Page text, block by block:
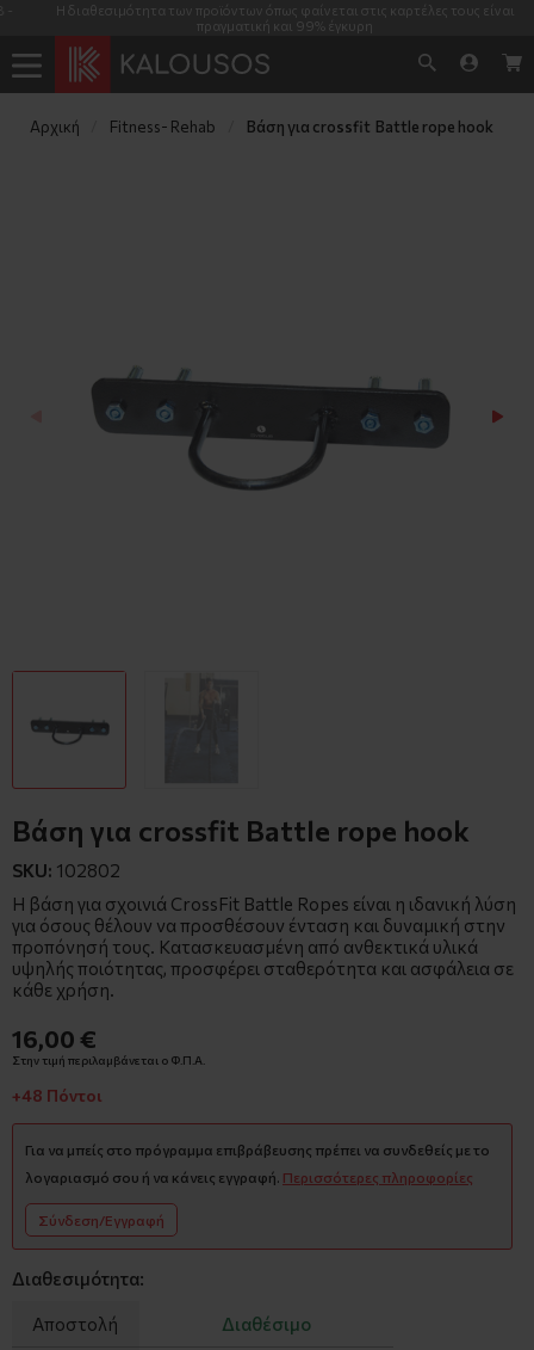
Η διαθεσιμότητα των προϊόντων όπως φαίνεται στις καρτέλες τους είναι
πραγματική και 99% έγκυρη
Αρχική Fitness- Rehab Βάση για crossfit  Battle rope hook
Βάση για crossfit Battle rope hook
SKU: 102802
Η βάση για σχοινιά CrossFit Battle Ropes είναι η ιδανική λύση
για όσους θέλουν να προσθέσουν ένταση και δυναμική στην
προπόνησή τους. Κατασκευασμένη από ανθεκτικά υλικά
υψηλής ποιότητας, προσφέρει σταθερότητα και ασφάλεια σε
κάθε χρήση.
16,00 €
Στην τιμή περιλαμβάνεται ο Φ.Π.Α.
+48 Πόντοι
Για να μπείς στο πρόγραμμα επιβράβευσης πρέπει να συνδεθείς με το
λογαριασμό σου ή να κάνεις εγγραφή. Περισσότερες πληροφορίες
Σύνδεση/Εγγραφή
Διαθεσιμότητα:
Αποστολή Διαθέσιμο